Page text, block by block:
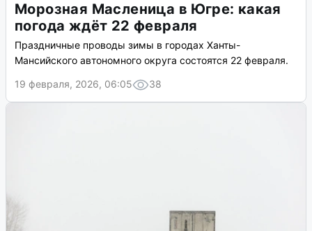
Морозная Масленица в Югре: какая
погода ждёт 22 февраля
Праздничные проводы зимы в городах Ханты-
Мансийского автономного округа состоятся 22 февраля.
19 февраля, 2026, 06:05
38